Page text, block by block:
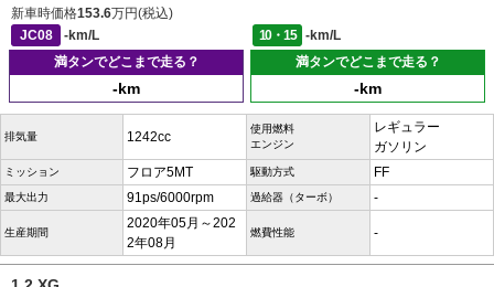
新車時価格153.6万円(税込)
JC08
-km/L 10・15
-km/L
満タンでどこまで走る？
-km
満タンでどこまで走る？
-km
排気量 1242cc
使用燃料
エンジン
レギュラー
ガソリン
ミッション フロア5MT 駆動方式 FF
最大出力 91ps/6000rpm 過給器（ターボ） -
生産期間
2020年05月～202
2年08月
燃費性能 -